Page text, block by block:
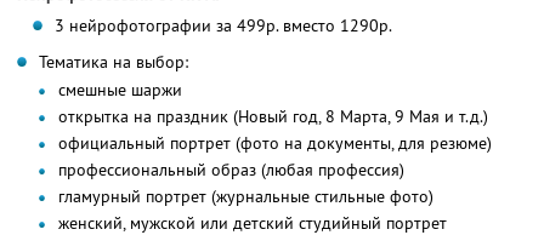
3 нейрофотографии за 499р. вместо 1290р.
Тематика на выбор:
смешные шаржи
открытка на праздник (Новый год, 8 Марта, 9 Мая и т.д.)
официальный портрет (фото на документы, для резюме)
профессиональный образ (любая профессия)
гламурный портрет (журнальные стильные фото)
женский, мужской или детский студийный портрет